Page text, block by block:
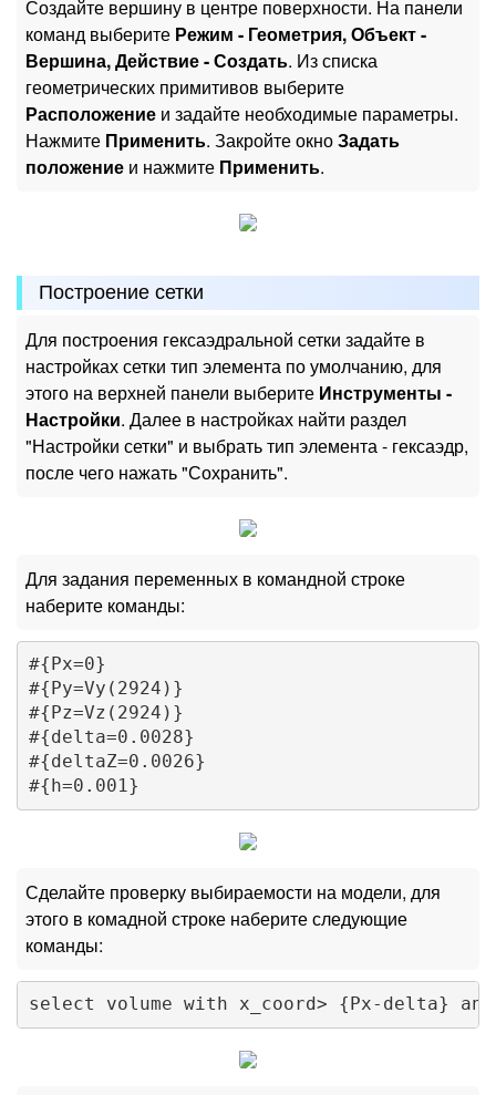
Создайте вершину в центре поверхности. На панели
команд выберите Режим - Геометрия, Объект -
Вершина, Действие - Создать. Из списка
геометрических примитивов выберите
Расположение и задайте необходимые параметры.
Нажмите Применить. Закройте окноЗадать
положение и нажмите Применить.
Построение сетки
Для построения гексаэдральной сетки задайте в
настройках сетки тип элемента по умолчанию, для
этого на верхней панели выберите Инструменты -
Настройки. Далее в настройках найти раздел
"Настройки сетки" и выбрать тип элемента - гексаэдр,
после чего нажать "Сохранить".
Для задания переменных в командной строке
наберите команды:
#{Px=0}
#{Py=Vy(2924)}
#{Pz=Vz(2924)}
#{delta=0.0028}
#{deltaZ=0.0026}
Сделайте проверку выбираемости на модели, для
этого в комадной строке наберите следующие
команды: